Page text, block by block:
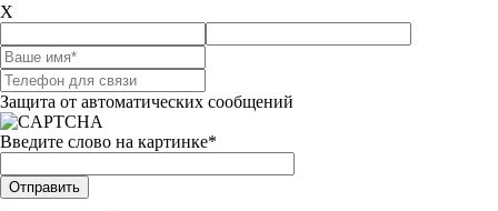
X
Защита от автоматических сообщений
Введите слово на картинке*